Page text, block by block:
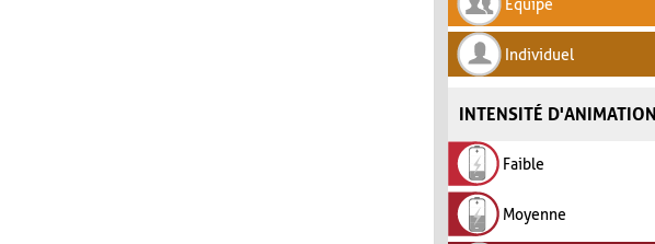
Équipe
Individuel
INTENSITÉ D'ANIMATION
Faible
Moyenne